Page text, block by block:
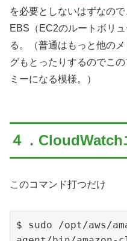
を必要としないはずなの
EBS（EC2のルートボリ
る。（普通はもっと他の
グもとったりするのでこ
ミーになる模様。）
４．
このコマンド打つだけ
$ sudo /opt/aws/